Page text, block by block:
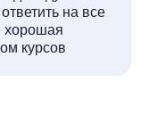
на все
хорошая
курсов